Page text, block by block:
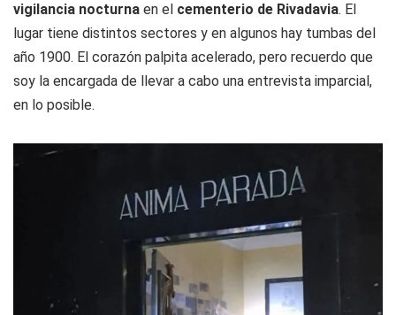
vigilancia nocturna en el cementerio de Rivadavia. El
lugar tiene distintos sectores y en algunos hay tumbas del
año 1900. El corazón palpita acelerado, pero recuerdo que
soy la encargada de llevar a cabo una entrevista imparcial,
en lo posible.